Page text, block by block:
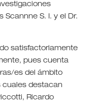
Scannne S. I. y el Dr.
satisfactoriamente
pues cuenta
es del ámbito
cuales destacan
Ricardo